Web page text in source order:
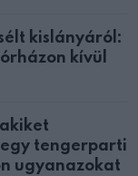
kislányáról:
kívül
tengerparti
ugyanazokat